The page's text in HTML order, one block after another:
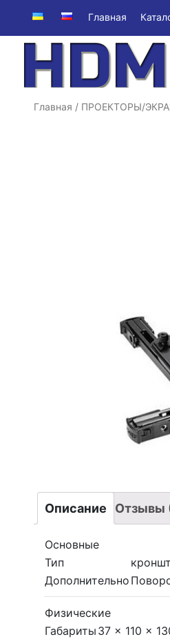
Главная
Главная / ПРОЕКТОРЫ/
Описание Отзывы
Основные
Тип
Дополнительно
Физические
Габариты 37 x 110 x